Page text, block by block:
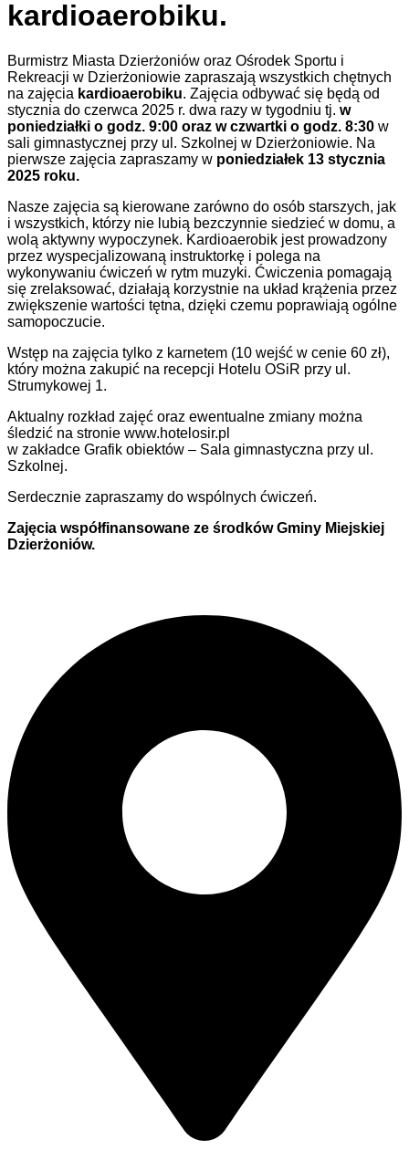
kardioaerobiku.
Burmistrz Miasta Dzierżoniów oraz Ośrodek Sportu i
Rekreacji w Dzierżoniowie zapraszają wszystkich chętnych
na zajęcia kardioaerobiku. Zajęcia odbywać się będą od
stycznia do czerwca 2025 r. dwa razy w tygodniu tj. w
poniedziałki o godz. 9:00 oraz w czwartki o godz. 8:30 w
sali gimnastycznej przy ul. Szkolnej w Dzierżoniowie. Na
pierwsze zajęcia zapraszamy w poniedziałek 13 stycznia
2025 roku.
Nasze zajęcia są kierowane zarówno do osób starszych, jak
i wszystkich, którzy nie lubią bezczynnie siedzieć w domu, a
wolą aktywny wypoczynek. Kardioaerobik jest prowadzony
przez wyspecjalizowaną instruktorkę i polega na
wykonywaniu ćwiczeń w rytm muzyki. Ćwiczenia pomagają
się zrelaksować, działają korzystnie na układ krążenia przez
zwiększenie wartości tętna, dzięki czemu poprawiają ogólne
samopoczucie.
Wstęp na zajęcia tylko z karnetem (10 wejść w cenie 60 zł),
który można zakupić na recepcji Hotelu OSiR przy ul.
Strumykowej 1.
Aktualny rozkład zajęć oraz ewentualne zmiany można
śledzić na stronie www.hotelosir.pl
w zakładce Grafik obiektów – Sala gimnastyczna przy ul.
Szkolnej.
Serdecznie zapraszamy do wspólnych ćwiczeń.
Zajęcia współfinansowane ze środków Gminy Miejskiej
Dzierżoniów.